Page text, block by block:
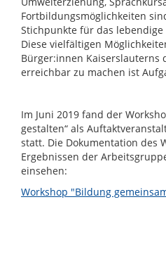
Fortbildungsmöglichkeiten
Stichpunkte für das
Diese vielfältigen
Bürger:innen Kaiserslauterns
erreichbar zu machen ist
Im Juni 2019 fand der
gestalten“ als
statt. Die Dokumentation des
Ergebnissen der
einsehen:
Workshop "Bildung